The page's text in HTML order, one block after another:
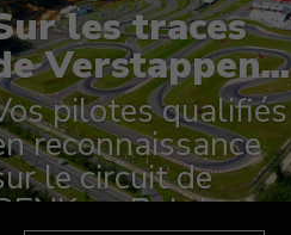
les traces
Verstappen...
pilotes qualifiés
reconnaissance
le circuit de
en Belgique